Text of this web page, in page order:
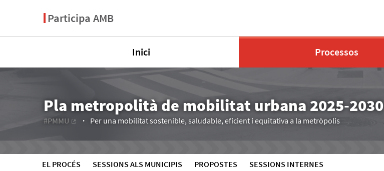
Participa AMB
Inici Processos
Pla metropolità de mobilitat urbana 2025-2030
#PMMU
Per una mobilitat sostenible, saludable, eficient i equitativa a la metròpolis
EL PROCÉS SESSIONS ALS MUNICIPIS PROPOSTES SESSIONS INTERNES